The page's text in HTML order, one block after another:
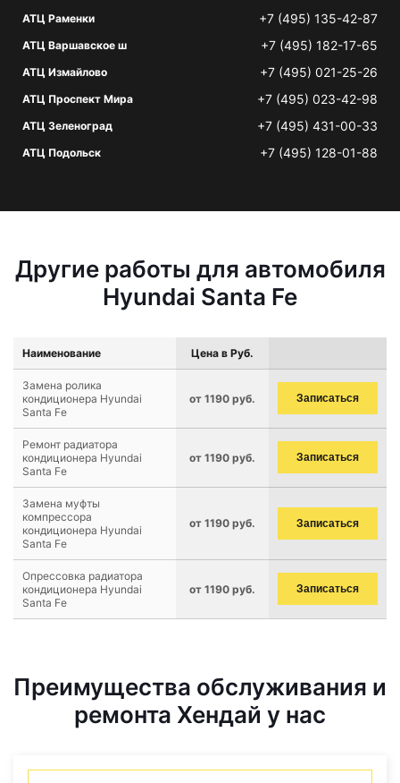
АТЦ Раменки +7 (495) 135-42-87
АТЦ Варшавское ш +7 (495) 182-17-65
АТЦ Измайлово +7 (495) 021-25-26
АТЦ Проспект Мира +7 (495) 023-42-98
АТЦ Зеленоград +7 (495) 431-00-33
АТЦ Подольск +7 (495) 128-01-88
Другие работы для автомобиля
Hyundai Santa Fe
Наименование Цена в Руб.
Замена ролика
кондиционера Hyundai
Santa Fe
от 1190 руб. Записаться
Ремонт радиатора
кондиционера Hyundai
Santa Fe
от 1190 руб. Записаться
Замена муфты
компрессора
кондиционера Hyundai
Santa Fe
от 1190 руб. Записаться
Опрессовка радиатора
кондиционера Hyundai
Santa Fe
от 1190 руб. Записаться
Преимущества обслуживания и
ремонта Хендай у нас